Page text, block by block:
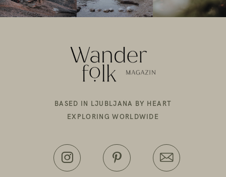
BASED IN LJUBLJANA BY HEART
EXPLORING WORLDWIDE